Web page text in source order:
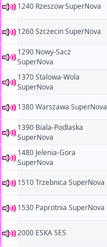
1240 Rzeszow SuperNova
1260 Szczecin SuperNova
1290 Nowy-Sacz
SuperNova
1370 Stalowa-Wola
SuperNova
1380 Warszawa SuperNova
1390 Biala-Podlaska
SuperNova
1480 Jelenia-Gora
SuperNova
1510 Trzebnica SuperNova
1530 Paprotnia SuperNova
2000 ESKA SES